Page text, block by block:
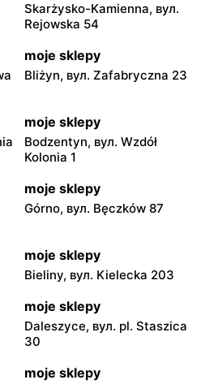
Skarżysko-Kamienna, вул.
Rejowska 54
moje sklepy
Bliżyn, вул. Zafabryczna 23
moje sklepy
Bodzentyn, вул. Wzdół
Kolonia 1
moje sklepy
Górno, вул. Bęczków 87
moje sklepy
Bieliny, вул. Kielecka 203
moje sklepy
Daleszyce, вул. pl. Staszica
30
moje sklepy